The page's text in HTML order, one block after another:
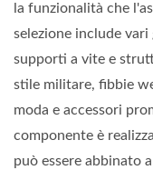
la funzionalità che
selezione include
supporti a vite e
stile militare, fibbie
moda e accessori
componente è
può essere abbinato